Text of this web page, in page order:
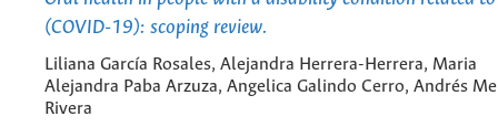
(COVID-19): scoping review.
Liliana García Rosales, Alejandra Herrera-Herrera, Maria
Alejandra Paba Arzuza, Angelica Galindo Cerro, Andrés
Rivera